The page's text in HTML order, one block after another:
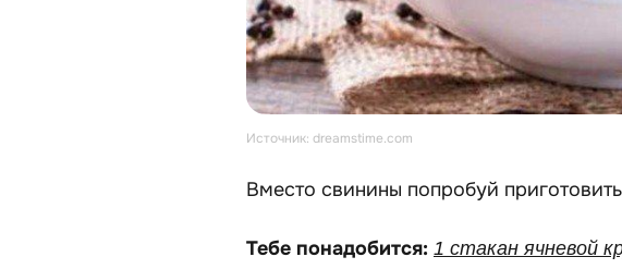
Источник: dreamstime.com
Вместо свинины попробуй
Тебе понадобится: 1 стакан ячневой